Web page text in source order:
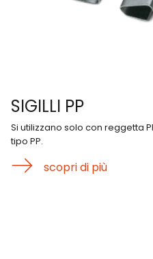
SIGILLI PP
Si utilizzano solo con reggetta
tipo PP.
scopri di più